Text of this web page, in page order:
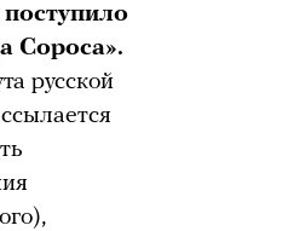
Сороса».
русской